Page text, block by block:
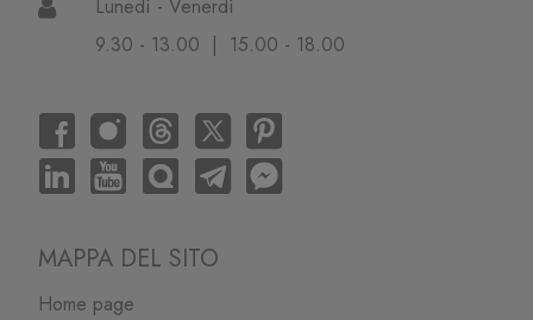
Lunedì - Venerdì
9.30 - 13.00 | 15.00 - 18.00
MAPPA DEL SITO
Home page